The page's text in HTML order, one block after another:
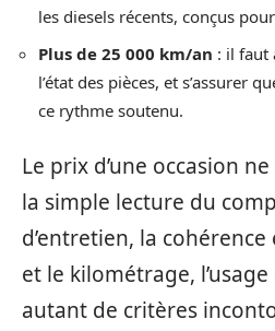
les diesels récents, conçus
Plus de 25 000 km/an : il faut
l’état des pièces, et s’assurer
ce rythme soutenu.
Le prix d’une occasion
la simple lecture du
d’entretien, la
et le kilométrage,
autant de critères